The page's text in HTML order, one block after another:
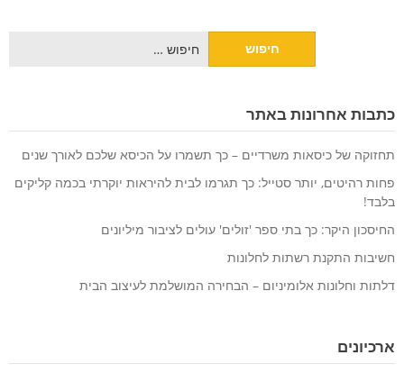
כתבות אחרונות באתר
תחזוקה של כיסאות משרדיים – כך תשמרו על הכיסא שלכם לאורך שנים
פחות רהיטים, יותר סטייל: כך תגרמו לבית להיראות יוקרתי בכמה קליקים
בלבד!
החיסכון היקר: כך בתי ספר 'זולים' עולים לציבור מיליונים
חשיבות התקנת רשתות לחלונות
דלתות וחלונות אלומיניום – הבחירה המושלמת לעיצוב הבית
ארכיונים